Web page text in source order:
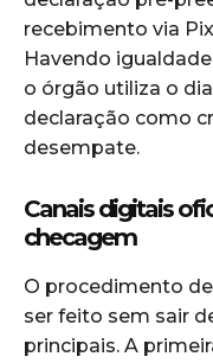
recebimento via
Havendo
o órgão utiliza o
declaração como
desempate.
Canais digitais
checagem
O procedimento
ser feito sem sair
principais. A